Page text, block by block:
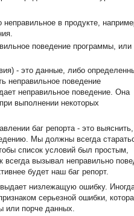
неправильное в продукте,
поведение программы, или
- это данные, либо
неправильное поведение
неправильное поведение. Она
выполнении некоторых
баг репорта - это выяснить,
Мы должны всегда
список условий был простым,
вызывал неправильно
будет наш баг репорт.
низлежащую ошибку.
серьезной ошибки,
или порче данных.